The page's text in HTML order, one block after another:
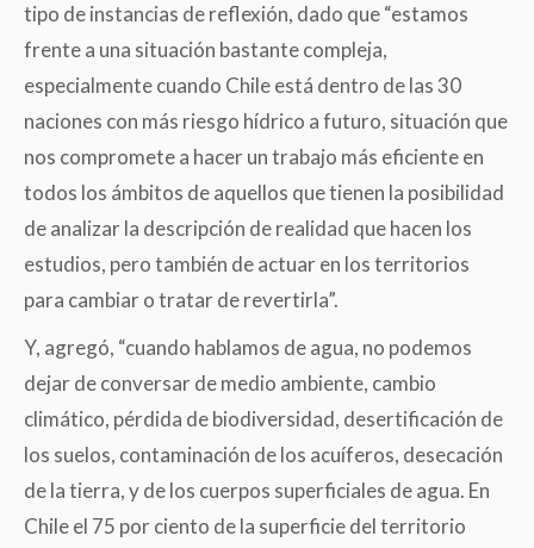
tipo de instancias de reflexión, dado que “estamos
frente a una situación bastante compleja,
especialmente cuando Chile está dentro de las 30
naciones con más riesgo hídrico a futuro, situación que
nos compromete a hacer un trabajo más eficiente en
todos los ámbitos de aquellos que tienen la posibilidad
de analizar la descripción de realidad que hacen los
estudios, pero también de actuar en los territorios
para cambiar o tratar de revertirla”.
Y, agregó, “cuando hablamos de agua, no podemos
dejar de conversar de medio ambiente, cambio
climático, pérdida de biodiversidad, desertificación de
los suelos, contaminación de los acuíferos, desecación
de la tierra, y de los cuerpos superficiales de agua. En
Chile el 75 por ciento de la superficie del territorio